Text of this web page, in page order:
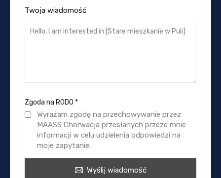
Twoja wiadomość
Zgoda na RODO *
Wyrażam zgodę na przechowywanie przez
MAASS Chorwacja przesłanych przeze mnie
informacji w celu udzielenia odpowiedzi na
moje zapytanie.
Wyślij wiadomość